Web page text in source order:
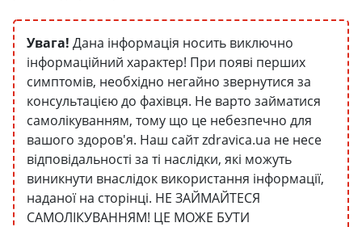
Увага! Дана інформація носить виключно
інформаційний характер! При появі перших
симптомів, необхідно негайно звернутися за
консультацією до фахівця. Не варто займатися
самолікуванням, тому що це небезпечно для
вашого здоров'я. Наш сайт zdravica.ua не несе
відповідальності за ті наслідки, які можуть
виникнути внаслідок використання інформації,
наданої на сторінці. НЕ ЗАЙМАЙТЕСЯ
САМОЛІКУВАННЯМ! ЦЕ МОЖЕ БУТИ